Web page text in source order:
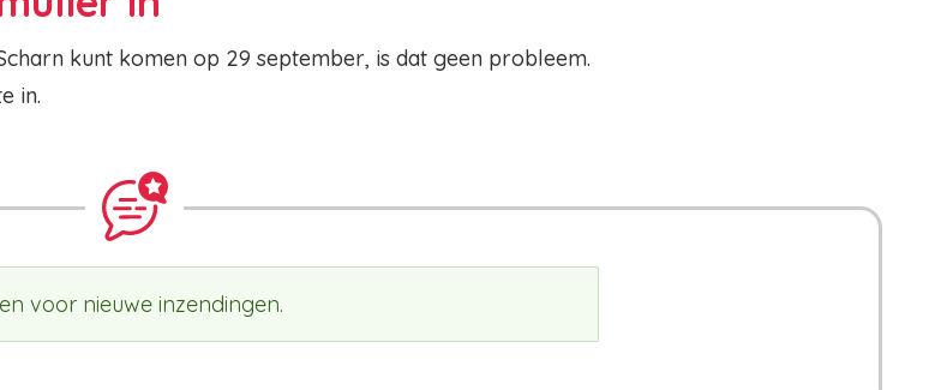
kunt komen op 29 september, is dat geen probleem.
in.
voor nieuwe inzendingen.